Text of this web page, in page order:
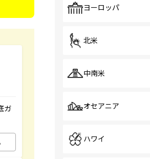
ガ
ヨーロッパ
北米
中南米
オセアニア
ハワイ